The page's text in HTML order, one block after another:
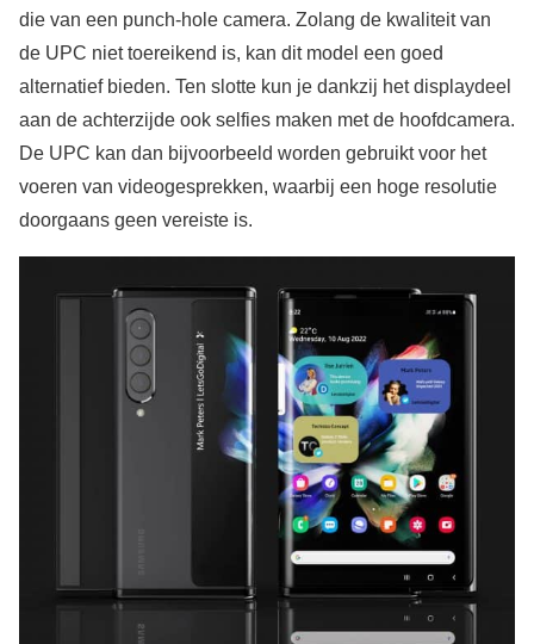
die van een punch-hole camera. Zolang de kwaliteit van
de UPC niet toereikend is, kan dit model een goed
alternatief bieden. Ten slotte kun je dankzij het displaydeel
aan de achterzijde ook selfies maken met de hoofdcamera.
De UPC kan dan bijvoorbeeld worden gebruikt voor het
voeren van videogesprekken, waarbij een hoge resolutie
doorgaans geen vereiste is.